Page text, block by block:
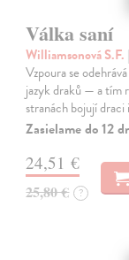
Válka saní
Williamsonová S.F.
Vzpoura se
jazyk draků — a tím
stranách bojují
Zasielame do 12
24,51 €
25,80 € ?